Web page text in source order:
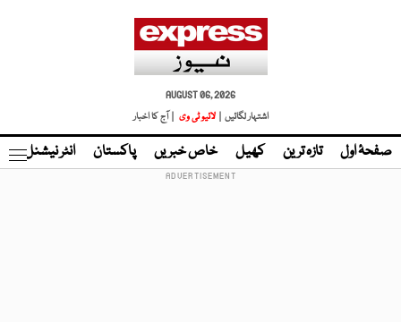
AUGUST 06, 2026
اشتہار لگائیں |
لائیو ٹی وی | آج کا اخبار
صفحۂ اول تازہ ترین کھیل خاص خبریں پاکستان انٹر نیشنل